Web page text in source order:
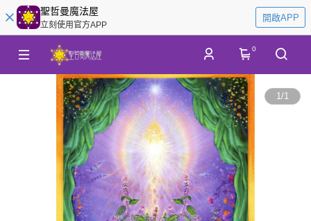
聖哲曼魔法屋
立刻使用官方APP
開啟APP
0
1/1